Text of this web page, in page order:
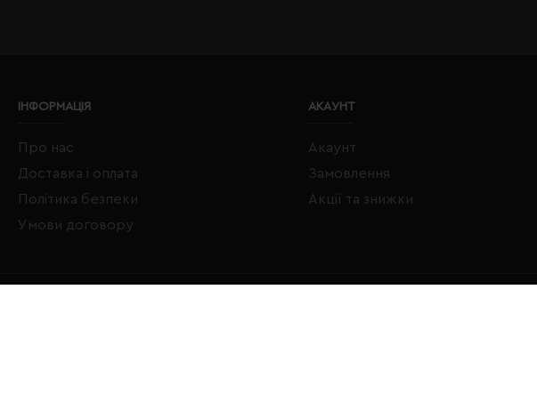
ІНФОРМАЦІЯ
Про нас
Доставка і оплата
Політика безпеки
Умови договору
АКАУНТ
Акаунт
Замовлення
Акції та знижки